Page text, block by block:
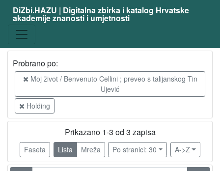
DiZbi.HAZU | Digitalna zbirka i katalog Hrvatske
akademije znanosti i umjetnosti
Probrano po:
Moj život / Benvenuto Cellini ; preveo s talijanskog Tin
Ujević
Holding
Prikazano 1-3 od 3 zapisa
Faseta Lista Mreža Po stranici: 30 A->Z